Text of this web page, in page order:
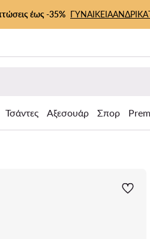
έως -35% ΓΥΝΑΙΚΕΙΑΑΝΔΡΙΚΑ
Τσάντες Αξεσουάρ Σπορ